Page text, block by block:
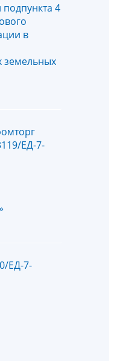
4
в
земельных
ЕД-7-
ЕД-7-